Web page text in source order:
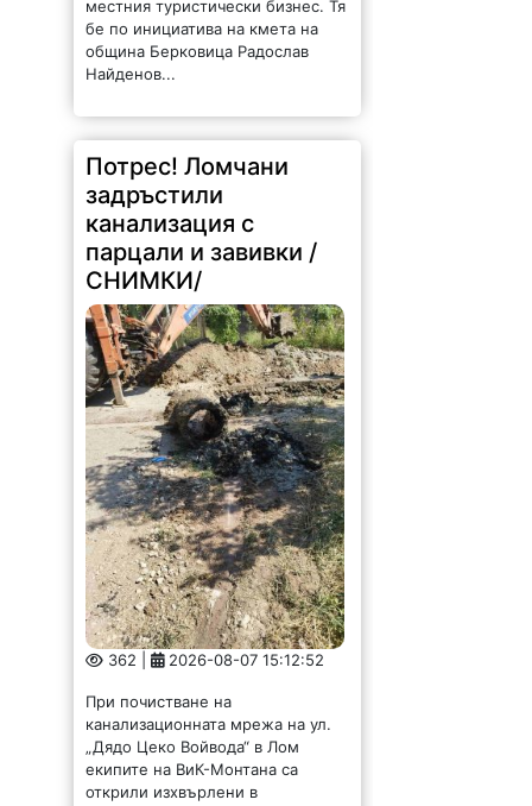
бе по инициатива на кмета на
община Берковица Радослав
Найденов...
Потрес! Ломчани
задръстили
канализация с
парцали и завивки /
СНИМКИ/
362 | 2026-08-07 15:12:52
канализационната мрежа на ул.
„Дядо Цеко Войвода“ в Лом
екипите на ВиК-Монтана са
открили изхвърлени в
канализацията, парцали, завивки,